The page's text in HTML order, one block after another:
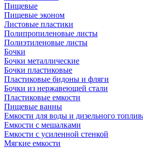
Пищевые
Пищевые эконом
Листовые пластики
Полипропиленовые листы
Полиэтиленовые листы
Бочки
Бочки металлические
Бочки пластиковые
Пластиковые бидоны и фляги
Бочки из нержавеющей стали
Пластиковые емкости
Пищевые ванны
Емкости для воды и дизельного
Емкости с мешалками
Емкости с усиленной стенкой
Мягкие емкости